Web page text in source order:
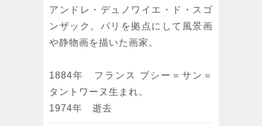
アンドレ・デュノワイエ・ド・スゴ
ンザック。パリを拠点にして風景画
や静物画を描いた画家。
1884年 フランス ブシー＝サン＝
タントワーヌ生まれ。
1974年 逝去